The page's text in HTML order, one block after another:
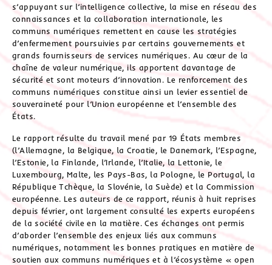
s’appuyant sur l’intelligence collective, la mise en réseau des
connaissances et la collaboration internationale, les
communs numériques remettent en cause les stratégies
d’enfermement poursuivies par certains gouvernements et
grands fournisseurs de services numériques. Au cœur de la
chaîne de valeur numérique, ils apportent davantage de
sécurité et sont moteurs d’innovation. Le renforcement des
communs numériques constitue ainsi un levier essentiel de
souveraineté pour l’Union européenne et l’ensemble des
États.
Le rapport résulte du travail mené par 19 États membres
(l’Allemagne, la Belgique, la Croatie, le Danemark, l’Espagne,
l’Estonie, la Finlande, l’Irlande, l’Italie, la Lettonie, le
Luxembourg, Malte, les Pays-Bas, la Pologne, le Portugal, la
République Tchèque, la Slovénie, la Suède) et la Commission
européenne. Les auteurs de ce rapport, réunis à huit reprises
depuis février, ont largement consulté les experts européens
de la société civile en la matière. Ces échanges ont permis
d’aborder l’ensemble des enjeux liés aux communs
numériques, notamment les bonnes pratiques en matière de
soutien aux communs numériques et à l’écosystème « open